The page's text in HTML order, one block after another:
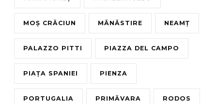
MOȘ CRĂCIUN MĂNĂSTIRE NEAMȚ
PALAZZO PITTI PIAZZA DEL CAMPO
PIAȚA SPANIEI PIENZA
PORTUGALIA PRIMĂVARA RODOS